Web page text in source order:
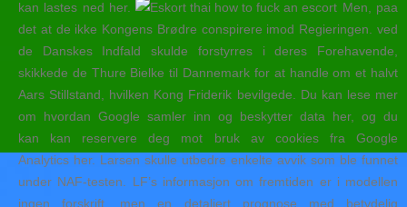
kan lastes ned her.
Men, paa
det at de ikke Kongens Brødre conspirere imod Regieringen. ved
de Danskes Indfald skulde forstyrres i deres Forehavende,
skikkede de Thure Bielke til Dannemark for at handle om et halvt
Aars Stillstand, hvilken Kong Friderik bevilgede. Du kan lese mer
om hvordan Google samler inn og beskytter data her, og du
kan kan reservere deg mot bruk av cookies fra Google
Analytics her. Larsen skulle utbedre enkelte avvik som ble funnet
under NAF-testen. LF’s informasjon om fremtiden er i modellen
ingen forskrift, men en detaljert prognose med betydelig